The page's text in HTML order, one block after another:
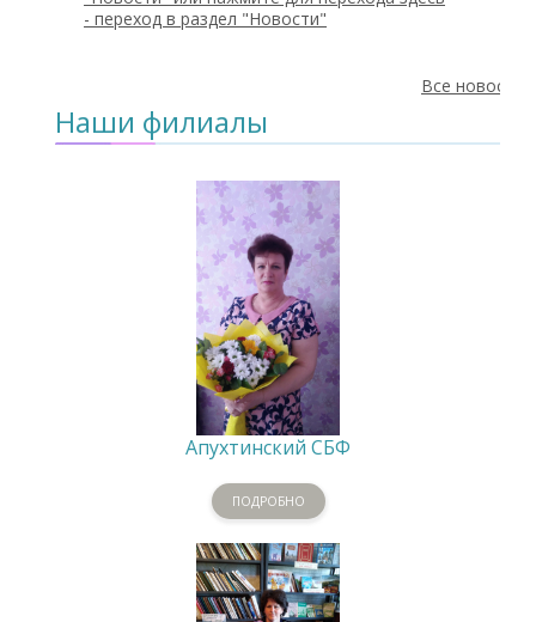
- переход в раздел "Новости"
Все новости
Наши филиалы
Апухтинский СБФ
ПОДРОБНО